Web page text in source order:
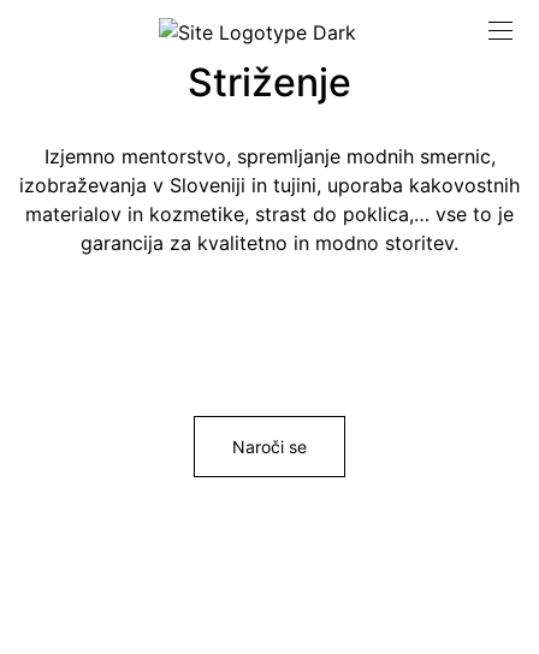
Striženje
Izjemno mentorstvo, spremljanje modnih smernic,
izobraževanja v Sloveniji in tujini, uporaba kakovostnih
materialov in kozmetike, strast do poklica,… vse to je
garancija za kvalitetno in modno storitev.
Naroči se